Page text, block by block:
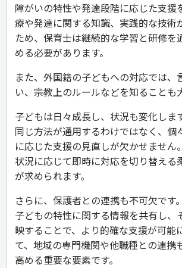
障がいの特性や発達段階に応じた支援
療や発達に関する知識、実践的な技術
ため、保育士は継続的な学習と研修を
める必要があります。
また、外国籍の子どもへの対応では、
い、宗教上のルールなどを知ることも
子どもは日々成長し、状況も変化しま
同じ方法が通用するわけではなく、個
に応じた支援の見直しが欠かせません
状況に応じて即時に対応を切り替える
が求められます。
さらに、保護者との連携も不可欠です
子どもの特性に関する情報を共有し、
映することで、より的確な支援が可能
て、地域の専門機関や他職種との連携
高める重要な要素です。